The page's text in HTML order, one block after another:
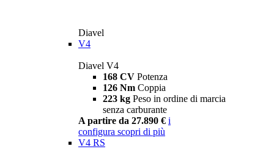
Diavel
V4
Diavel V4
168 CV Potenza
126 Nm Coppia
223 kg Peso in ordine di marcia
senza carburante
A partire da 27.890 € i
configura scopri di più
V4 RS